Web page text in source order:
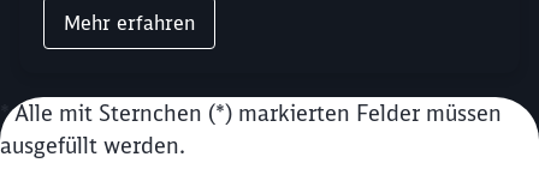
Mehr erfahren
* Alle mit Sternchen (*) markierten Felder müssen
ausgefüllt werden.